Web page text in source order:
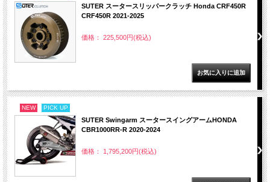
SUTER スータースリッパークラッチ Honda CRF450R
CRF450R 2021-2025
価格： 225,500円(税込)
NEW PICK UP
SUTER Swingarm スータースイングアームHONDA
CBR1000RR-R 2020-2024
価格： 1,795,200円(税込)